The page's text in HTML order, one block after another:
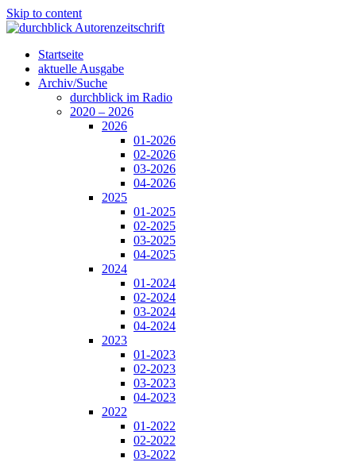
Skip to content
Startseite
aktuelle Ausgabe
Archiv/Suche
durchblick im Radio
2020 – 2026
2026
01-2026
02-2026
03-2026
04-2026
2025
01-2025
02-2025
03-2025
04-2025
2024
01-2024
02-2024
03-2024
04-2024
2023
01-2023
02-2023
03-2023
04-2023
2022
01-2022
02-2022
03-2022